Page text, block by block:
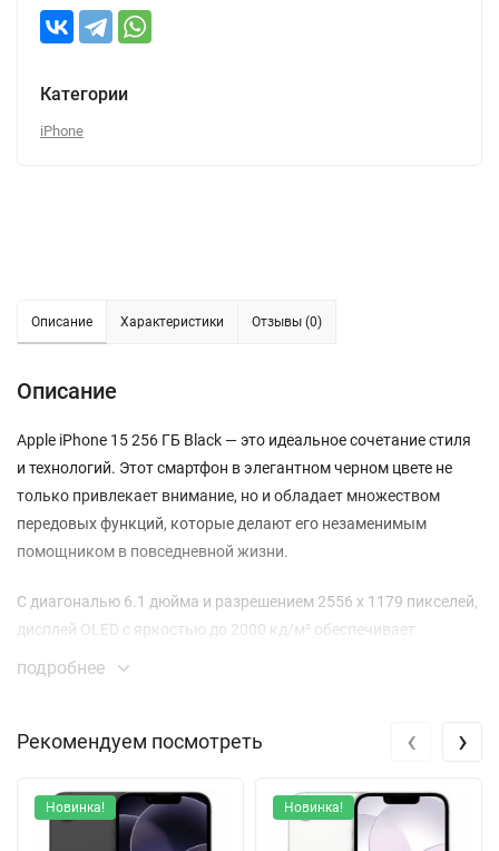
Категории
iPhone
Описание Характеристики Отзывы (0)
Описание
Apple iPhone 15 256 ГБ Black — это идеальное сочетание стиля
и технологий. Этот смартфон в элегантном черном цвете не
только привлекает внимание, но и обладает множеством
передовых функций, которые делают его незаменимым
помощником в повседневной жизни.
С диагональю 6.1 дюйма и разрешением 2556 x 1179 пикселей,
дисплей OLED с яркостью до 2000 кд/м² обеспечивает
невероятную четкость изображения. Технология True Tone
более комфортным. Плотность пикселей в 460 пикселей на
Производительность iPhone 15 обеспечивается мощным
процессором A16 Bionic, который позволяет запускать любые
подробнее
Рекомендуем посмотреть
Новинка! Новинка!
‹ ›